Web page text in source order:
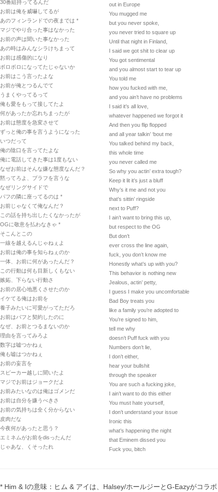
30番組持ってるんだ
お前は俺を威嚇してるが
あのフィンランドでの夜までは *
マジでやり合った事はなかった
お前の声は聞いた事なかった
あの時はみんなシラけちまって
お前は感傷的になり
ボロボロになってたじゃないか
お前はこう言ったよな
お前が俺とつるんでて
うまくやってるって
俺も愛をもって接してたよ
何があったか忘れちまったが
お前は態度を急変させて
ずっと俺の事を言うようになった
いつだって
俺の陰口を言ってたよな
俺に電話してきた事は1度もない
なぜお前はそんな嫌な態度なんだ？
黙ってろよ、ブラフを言うな
なぜリングサイドで
パフの隣に座ってるのは *
お前じゃなくて俺なんだ？
この話を持ち出したくなかったが
OGに敬意を払わなきゃ *
そこんとこの
一線を越えるんじゃねぇよ
お前は俺の事を知らねぇのか
一体、お前に何があったんだ？
この行動は何も目新しくもない
嫉妬、下らない行動さ
お前の居心地悪くさせたのか
イケてる俺はお前を
養子みたいに可愛がってただろ
お前はパフと契約したのに
なぜ、お前とつるまないのか
理由を言ってみろよ
数字は嘘つかねぇ
俺も嘘はつかねぇ
お前の妄言を
スピーカー越しに聞いたよ
マジでお前はジョークだよ
お前みたいなのは俺はゴメンだ
お前は自分を嫌うべきさ
お前の気持ちは全く分からない
皮肉だな
今夜何があったと思う？
エミネムがお前をdisったんだ
じゃあな、くそったれ
out in Europe
You mugged me
but you never spoke,
you never tried to square up
Until that night in Finland,
I said we got shit to clear up
You got sentimental
and you almost start to tear up
You told me
how you fucked with me,
and you ain’t have no problems
I said it’s all love,
whatever happened we forgot it
And then you flip flopped
and all year talkin’ ‘bout me
You talked behind my back,
this whole time
you never called me
So why you actin’ extra tough?
Keep it lit it’s just a bluff
Why’s it me and not you
that’s sittin’ ringside
next to Puff?
I ain’t want to bring this up,
but respect to the OG
But don’t
ever cross the line again,
fuck, you don’t know me
Honestly what’s up with you?
This behavior is nothing new
Jealous, actin’ petty,
I guess I make you uncomfortable
Bad Boy treats you
like a family you’re adopted to
You’re signed to him,
tell me why
doesn’t Puff fuck with you
Numbers don’t lie,
I don’t either,
hear your bullshit
through the speaker
You are such a fucking joke,
I ain’t want to do this either
You must hate yourself,
I don’t understand your issue
Ironic this
what’s happening the night
that Eminem dissed you
Fuck you, bitch
* Him & Iの意味：ヒム & アイは、Halsey/ホールジーとG-Eazyがコラボ